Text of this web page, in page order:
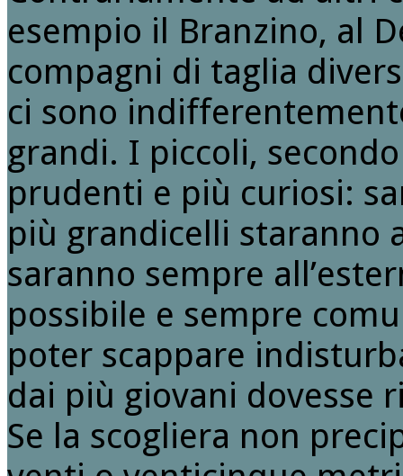
esempio il Branzino, al
compagni di taglia
ci sono
grandi. I piccoli,
prudenti e più curiosi:
più grandicelli staranno
saranno sempre
possibile e sempre
poter scappare
dai più giovani dovesse
Se la scogliera non